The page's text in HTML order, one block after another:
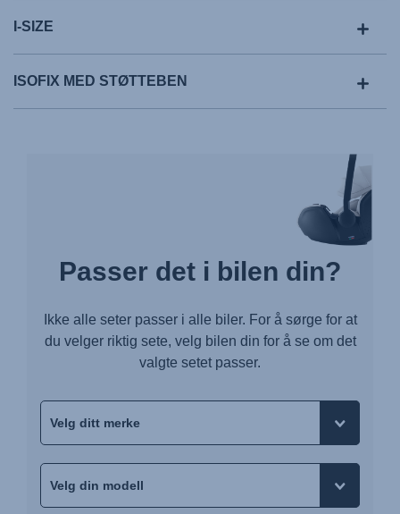
I-SIZE
ISOFIX MED STØTTEBEN
Passer det i bilen din?
Ikke alle seter passer i alle biler. For å sørge for at
du velger riktig sete, velg bilen din for å se om det
valgte setet passer.